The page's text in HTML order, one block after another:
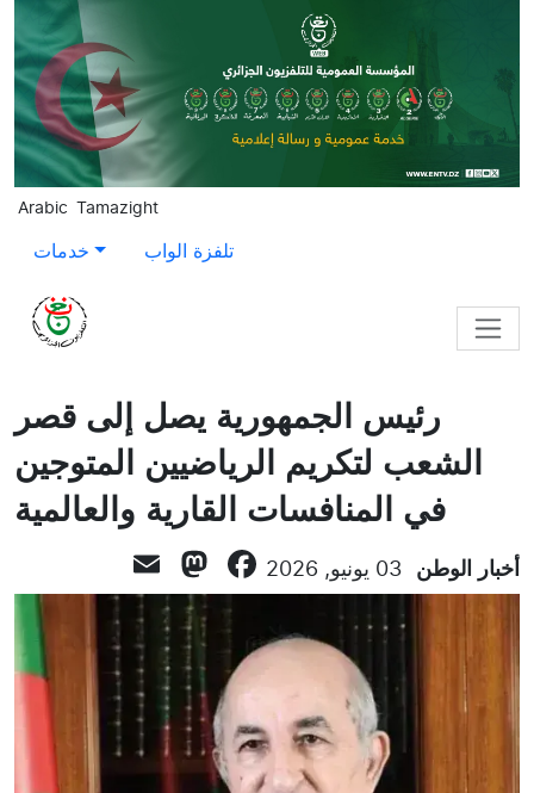
Skip to main content
Arabic Tamazight
خدمات تلفزة الواب
رئيس الجمهورية يصل إلى قصر
الشعب لتكريم الرياضيين المتوجين
في المنافسات القارية والعالمية
أخبار الوطن 03 يونيو, 2026 Facebook